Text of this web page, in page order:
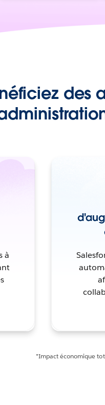
des
à
*Impact économique